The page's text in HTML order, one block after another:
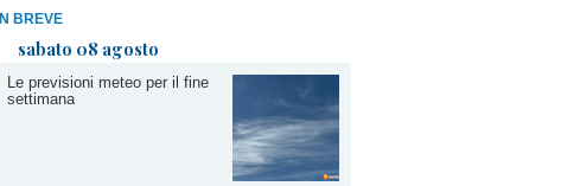
IN BREVE
sabato 08 agosto
Le previsioni meteo per il fine
settimana